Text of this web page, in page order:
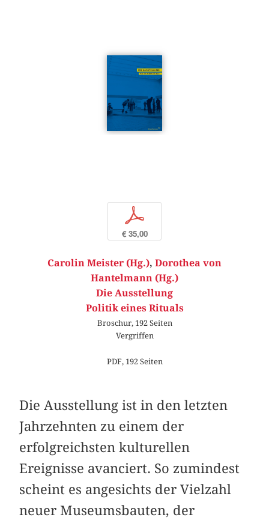
p
€ 35,00
Carolin Meister (Hg.), Dorothea von
Hantelmann (Hg.)
Die Ausstellung
Politik eines Rituals
Broschur, 192 Seiten
Vergriffen
PDF, 192 Seiten
Die Ausstellung ist in den letzten
Jahrzehnten zu einem der
erfolgreichsten kulturellen
Ereignisse avanciert. So zumindest
scheint es angesichts der Vielzahl
neuer Museumsbauten, der